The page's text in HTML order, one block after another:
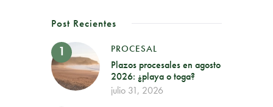
Post Recientes
PROCESAL
Plazos procesales en agosto
2026: ¿playa o toga?
julio 31, 2026